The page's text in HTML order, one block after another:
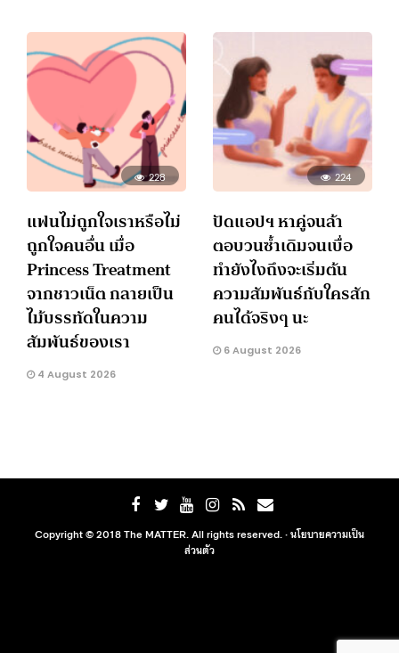
228
แฟนไม่ถูกใจเราหรือไม่
ถูกใจคนอื่น เมื่อ
Princess Treatment
จากชาวเน็ต กลายเป็น
ไม้บรรทัดในความ
สัมพันธ์ของเรา
4 August 2026
224
ปัดแอปฯ หาคู่จนล้า
ตอบวนซ้ำเดิมจนเบื่อ
ทำยังไงถึงจะเริ่มต้น
ความสัมพันธ์กับใครสัก
คนได้จริงๆ นะ
6 August 2026
Copyright © 2018 The MATTER. All rights reserved. ·นโยบายความเป็น
ส่วนตัว